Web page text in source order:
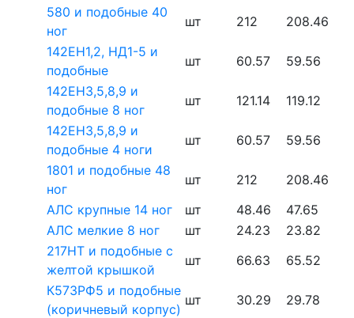
580 и подобные 40
ног
шт 212
208.46
142ЕН1,2, НД1-5 и
подобные
шт 60.57
59.56
142ЕН3,5,8,9 и
подобные 8 ног
шт 121.14
119.12
142ЕН3,5,8,9 и
подобные 4 ноги
шт 60.57
59.56
1801 и подобные 48
ног
шт 212
208.46
АЛС крупные 14 ног
шт 48.46
47.65
АЛС мелкие 8 ног
шт 24.23
23.82
217НТ и подобные с
желтой крышкой
шт 66.63
65.52
К573РФ5 и подобные
(коричневый корпус)
шт 30.29
29.78